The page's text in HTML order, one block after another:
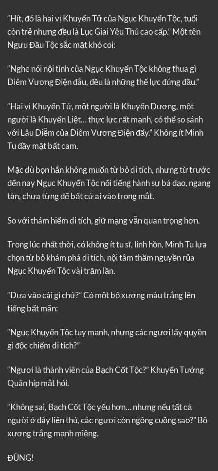
“Hít, đó là hai vị Khuyển Tử của Ngục Khuyển Tộc, tuổi
còn trẻ nhưng đều là Lục Giai Yêu Thú cao cấp.” Một tên
Ngưu Đầu Tộc sắc mặt khó coi:
“Nghe nói nội tình của Ngục Khuyển Tộc không thua gì
Diêm Vương Điện đâu, đều là những thế lực đứng đầu.”
“Hai vị Khuyển Tử, một người là Khuyển Dương, một
người là Khuyển Liệt… thực lực rất mạnh, có thể so sánh
với Lâu Diễm của Diêm Vương Điện đấy.” Không ít Minh
Tu đầy mặt bất cam.
Mặc dù bọn hắn không muốn từ bỏ di tích, nhưng từ trước
đến nay Ngục Khuyển Tộc nổi tiếng hành sự bá đạo, ngang
tàn, chưa từng để bất cứ ai vào trong mắt.
So với thám hiểm di tích, giữ mạng vẫn quan trọng hơn.
Trong lúc nhất thời, có không ít tu sĩ, linh hồn, Minh Tu lựa
chọn từ bỏ khám phá di tích, nội tâm thầm nguyền rủa
Ngục Khuyển Tộc vài trăm lần.
“Dựa vào cái gì chứ?” Có một bộ xương màu trắng lên
tiếng bất mãn:
“Ngục Khuyển Tộc tuy mạnh, nhưng các ngươi lấy quyền
gì độc chiếm di tích?”
“Ngươi là thành viên của Bạch Cốt Tộc?” Khuyển Tướng
Quân híp mắt hỏi.
“Không sai, Bạch Cốt Tộc yếu hơn… nhưng nếu tất cả
người ở đây liên thủ, các ngươi còn ngông cuồng sao?” Bộ
xương trắng mạnh miệng.
ĐÙNG!